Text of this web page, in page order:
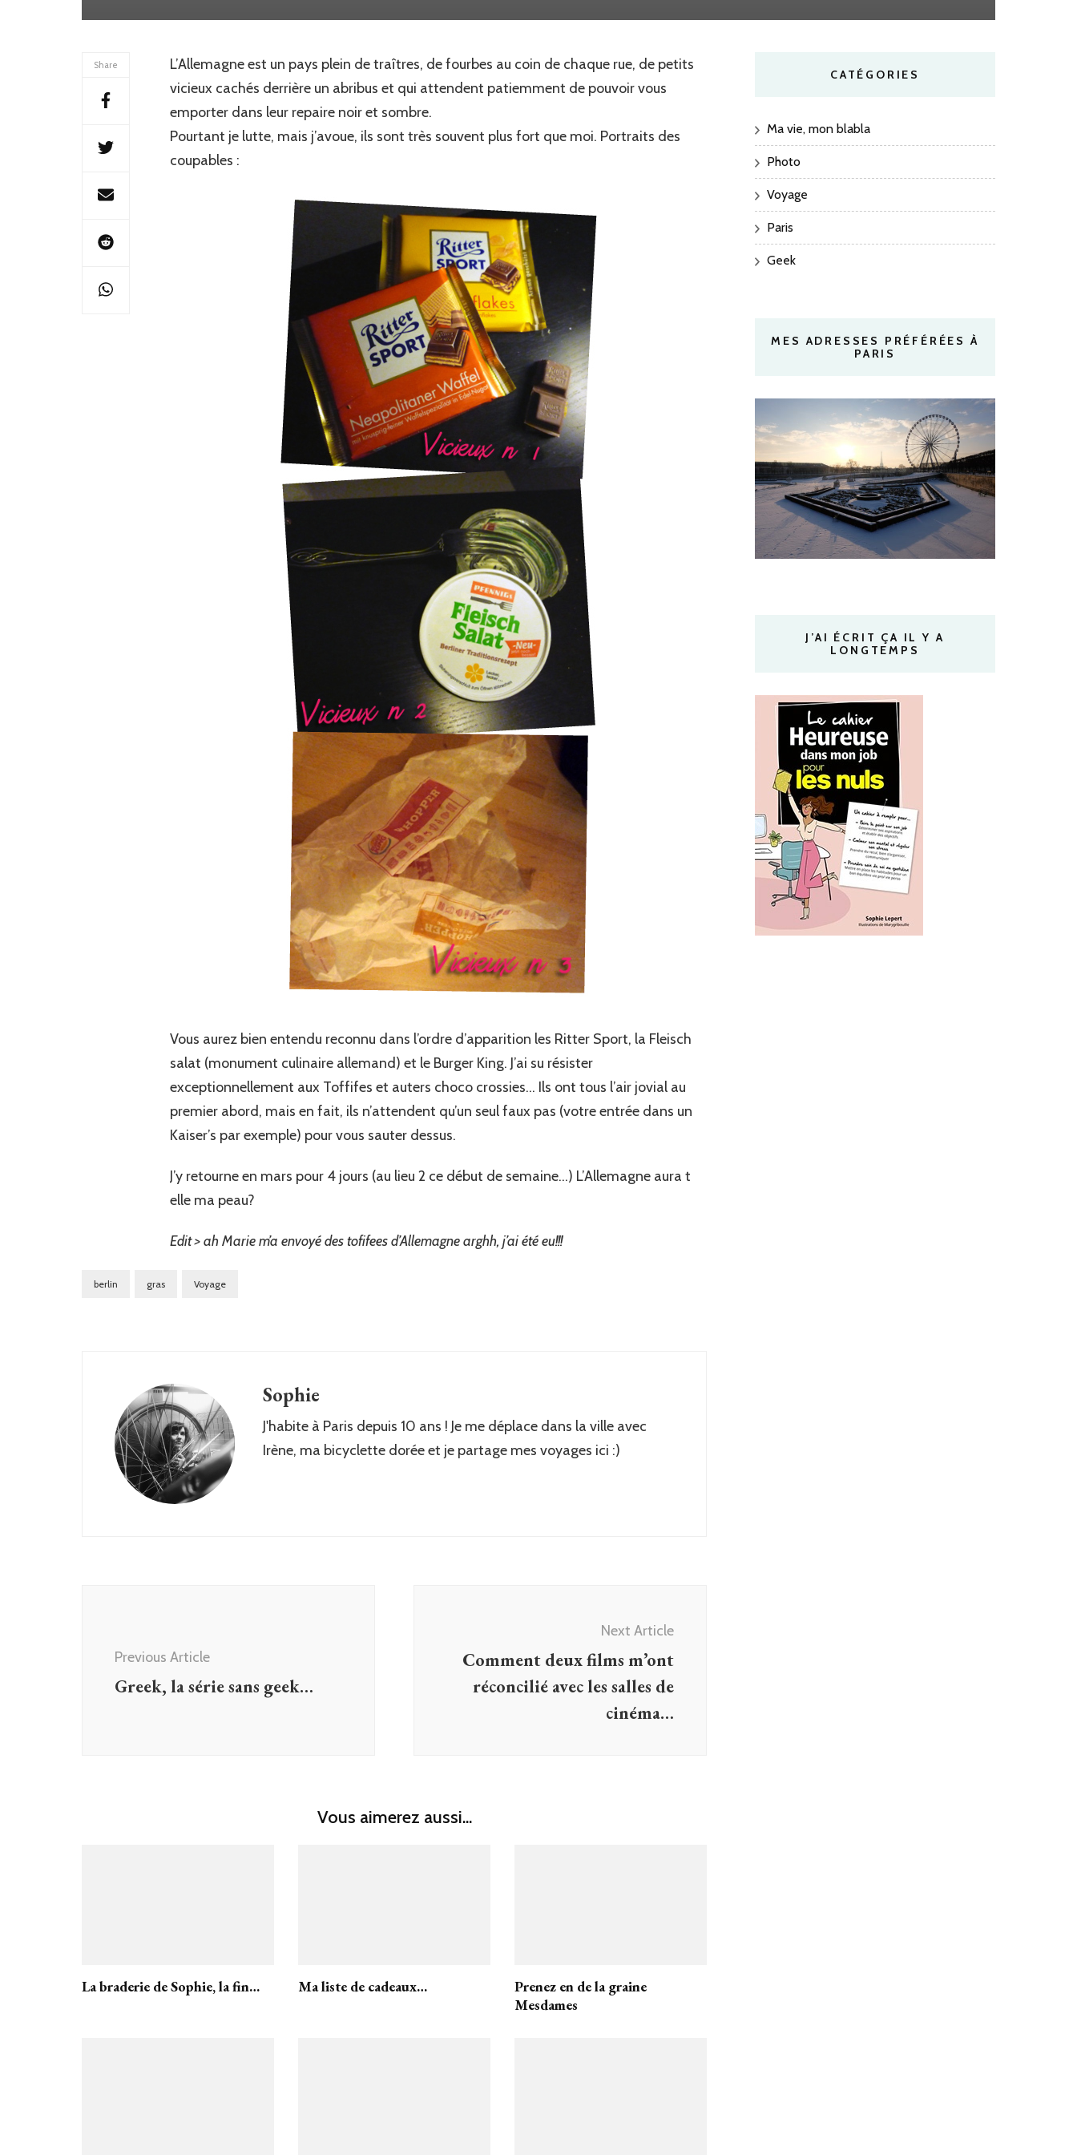
allemands…
Share
L’Allemagne est un pays plein de traîtres, de fourbes au coin de chaque rue, de petits
vicieux cachés derrière un abribus et qui attendent patiemment de pouvoir vous
emporter dans leur repaire noir et sombre.
Pourtant je lutte, mais j’avoue, ils sont très souvent plus fort que moi. Portraits des
coupables :
Vous aurez bien entendu reconnu dans l’ordre d’apparition les Ritter Sport, la Fleisch
salat (monument culinaire allemand) et le Burger King. J’ai su résister
exceptionnellement aux Toffifes et auters choco crossies… Ils ont tous l’air jovial au
premier abord, mais en fait, ils n’attendent qu’un seul faux pas (votre entrée dans un
Kaiser’s par exemple) pour vous sauter dessus.
J’y retourne en mars pour 4 jours (au lieu 2 ce début de semaine…) L’Allemagne aura t
elle ma peau?
Edit > ah Marie m’a envoyé des tofifees d’Allemagne arghh, j’ai été eu!!!
berlin gras Voyage
Sophie
J'habite à Paris depuis 10 ans ! Je me déplace dans la ville avec
Irène, ma bicyclette dorée et je partage mes voyages ici :)
Previous Article
Greek, la série sans geek…
Next Article
Comment deux films m’ont
réconcilié avec les salles de
cinéma…
Vous aimerez aussi...
La braderie de Sophie, la fin… Ma liste de cadeaux…
Prenez en de la graine
Mesdames
CATÉGORIES
Ma vie, mon blabla
Photo
Voyage
Paris
Geek
MES ADRESSES PRÉFÉRÉES À
PARIS
J’AI ÉCRIT ÇA IL Y A
LONGTEMPS